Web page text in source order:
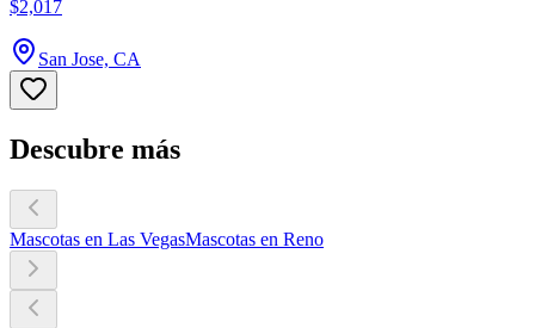
$2,017
San Jose, CA
Descubre más
Mascotas en Las VegasMascotas en Reno